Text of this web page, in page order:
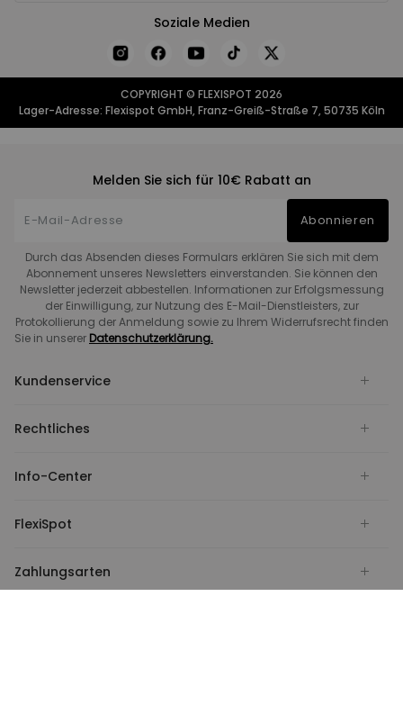
Soziale Medien
COPYRIGHT © FLEXISPOT 2026
Lager-Adresse: Flexispot GmbH, Franz-Greiß-Straße 7, 50735 Köln
Melden Sie sich für 10€ Rabatt an
Abonnieren
Durch das Absenden dieses Formulars erklären Sie sich mit dem
Abonnement unseres Newsletters einverstanden. Sie können den
Newsletter jederzeit abbestellen. Informationen zur Erfolgsmessung
der Einwilligung, zur Nutzung des E-Mail-Dienstleisters, zur
Protokollierung der Anmeldung sowie zu Ihrem Widerrufsrecht finden
Sie in unserer Datenschutzerklärung.
Kundenservice
Rechtliches
Info-Center
FlexiSpot
Zahlungsarten